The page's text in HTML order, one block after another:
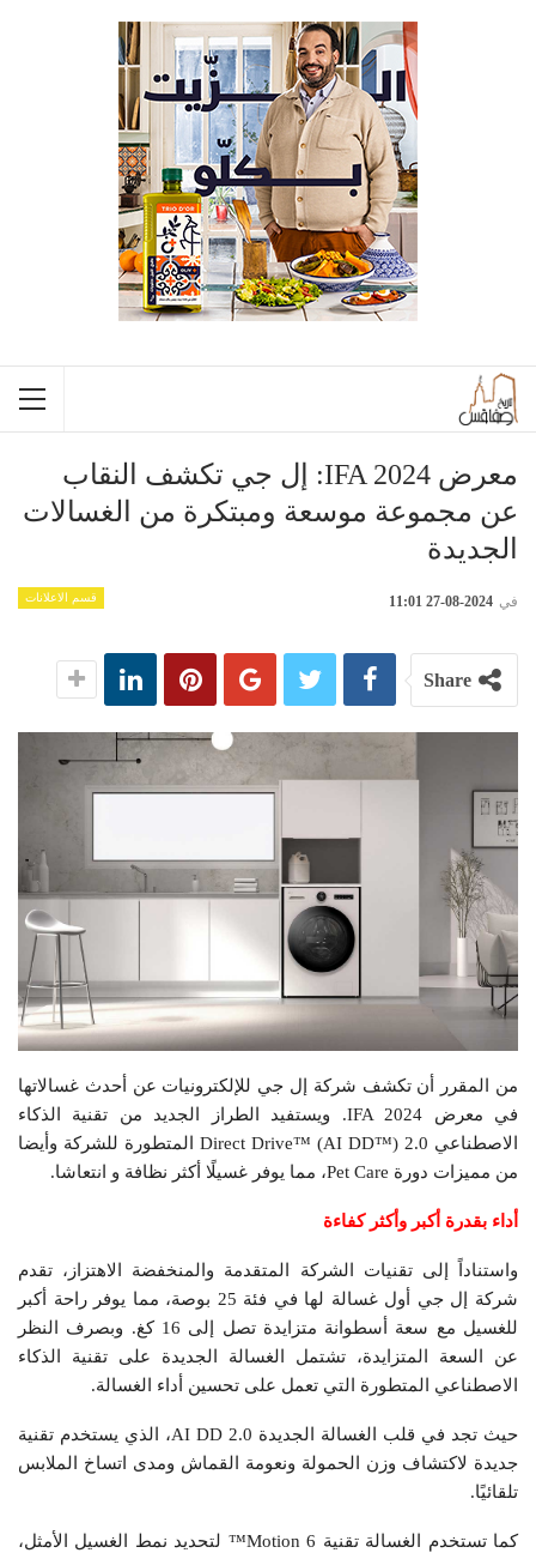
معرض IFA 2024: إل جي تكشف النقاب
عن مجموعة موسعة ومبتكرة من الغسالات
الجديدة
قسم الاعلانات في 2024-08-27 11:01
Share
من المقرر أن تكشف شركة إل جي للإلكترونيات عن أحدث غسالاتها
في معرض IFA 2024. ويستفيد الطراز الجديد من تقنية الذكاء
الاصطناعي Direct Drive™ (AI DD™) 2.0 المتطورة للشركة وأيضا
من مميزات دورة Pet Care، مما يوفر غسيلًا أكثر نظافة و انتعاشا.
أداء بقدرة أكبر وأكثر كفاءة
واستناداً إلى تقنيات الشركة المتقدمة والمنخفضة الاهتزاز، تقدم
شركة إل جي أول غسالة لها في فئة 25 بوصة، مما يوفر راحة أكبر
للغسيل مع سعة أسطوانة متزايدة تصل إلى 16 كغ. وبصرف النظر
عن السعة المتزايدة، تشتمل الغسالة الجديدة على تقنية الذكاء
الاصطناعي المتطورة التي تعمل على تحسين أداء الغسالة.
حيث تجد في قلب الغسالة الجديدة AI DD 2.0، الذي يستخدم تقنية
جديدة لاكتشاف وزن الحمولة ونعومة القماش ومدى اتساخ الملابس
تلقائيًا.
كما تستخدم الغسالة تقنية 6 Motion™ لتحديد نمط الغسيل الأمثل،